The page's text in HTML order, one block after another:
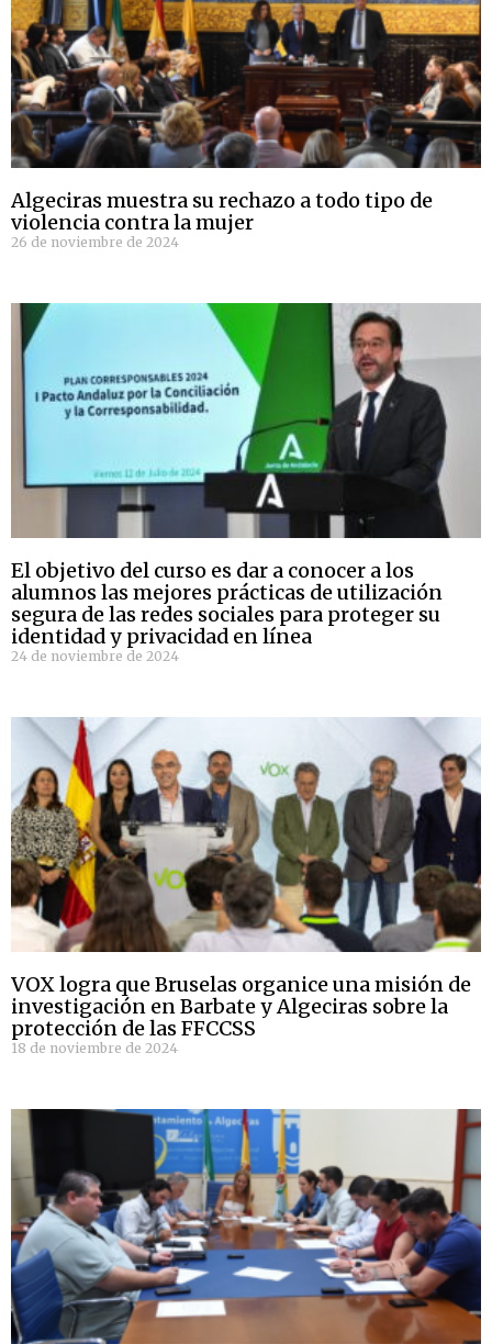
Algeciras muestra su rechazo a todo tipo de
violencia contra la mujer
26 de noviembre de 2024
El objetivo del curso es dar a conocer a los
alumnos las mejores prácticas de utilización
segura de las redes sociales para proteger su
identidad y privacidad en línea
24 de noviembre de 2024
VOX logra que Bruselas organice una misión de
investigación en Barbate y Algeciras sobre la
protección de las FFCCSS
18 de noviembre de 2024